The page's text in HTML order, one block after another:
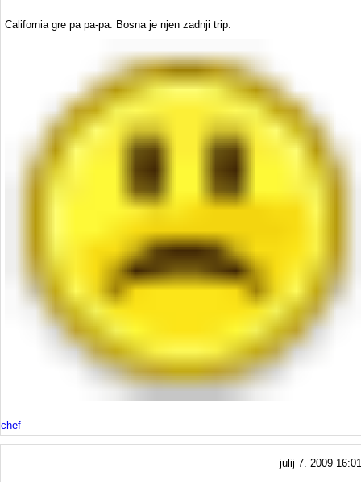
California gre pa pa-pa. Bosna je njen zadnji trip.
chef
julij 7. 2009 16:01